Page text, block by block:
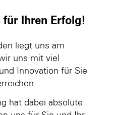
für Ihren Erfolg!
liegt uns am
uns mit viel
Innovation für Sie
hat dabei absolute